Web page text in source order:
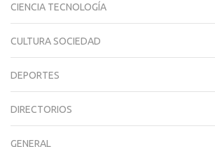
CIENCIA TECNOLOGÍA
CULTURA SOCIEDAD
DEPORTES
DIRECTORIOS
GENERAL